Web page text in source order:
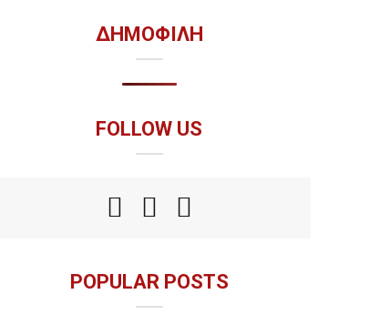
ΔΗΜΟΦΙΛΗ
FOLLOW US
POPULAR POSTS